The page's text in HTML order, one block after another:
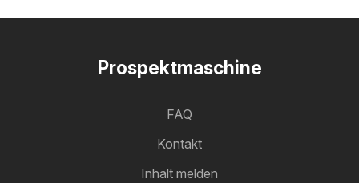
Prospektmaschine
FAQ
Kontakt
Inhalt melden